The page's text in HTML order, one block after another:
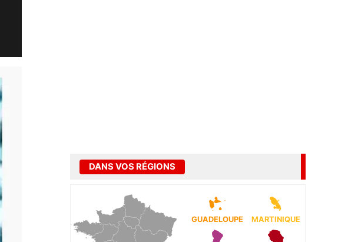
DANS VOS RÉGIONS
GUADELOUPE MARTINIQUE